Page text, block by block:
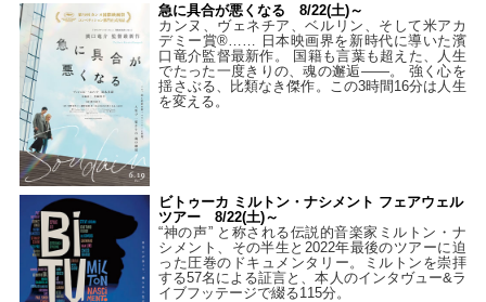
急に具合が悪くなる 8/22(土)～
カンヌ、ヴェネチア、ベルリン、そして米アカ
デミー賞®…… 日本映画界を新時代に導いた濱
口竜介監督最新作。 国籍も言葉も超えた、人生
でたった一度きりの、魂の邂逅――。 強く心を
揺さぶる、比類なき傑作。この3時間16分は人生
を変える。
ビトゥーカ ミルトン・ナシメント フェアウェル
ツアー 8/22(土)～
“神の声” と称される伝説的音楽家ミルトン・ナ
シメント、その半生と2022年最後のツアーに迫
った圧巻のドキュメンタリー。ミルトンを崇拝
する57名による証言と、本人のインタヴュー&ラ
イブフッテージで綴る115分。